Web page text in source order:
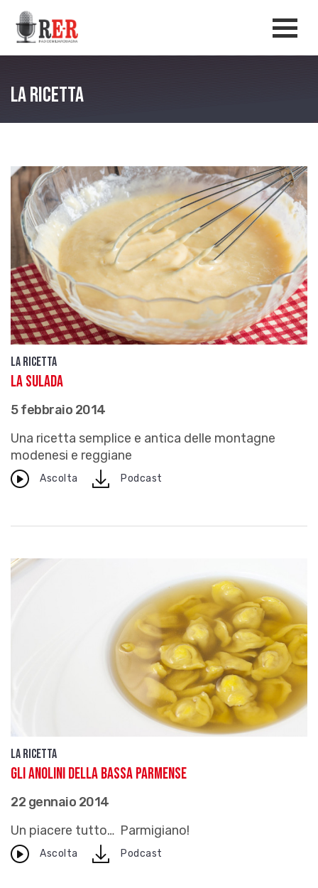
Salta al contenuto principale
La ricetta
La ricetta
La sulada
5 febbraio 2014
Una ricetta semplice e antica delle montagne
modenesi e reggiane
Ascolta downloadPodcast
La ricetta
Gli anolini della Bassa parmense
22 gennaio 2014
Un piacere tutto… Parmigiano!
Ascolta downloadPodcast